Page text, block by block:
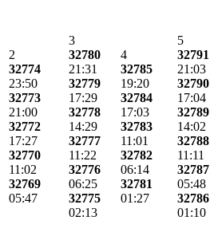
2
32774
23:50
32773
21:00
32772
17:27
32770
11:02
32769
05:47
3
32780
21:31
32779
17:29
32778
14:29
32777
11:22
32776
06:25
32775
02:13
4
32785
19:20
32784
17:03
32783
11:01
32782
06:14
32781
01:27
5
32791
21:03
32790
17:04
32789
14:02
32788
11:11
32787
05:48
32786
01:10